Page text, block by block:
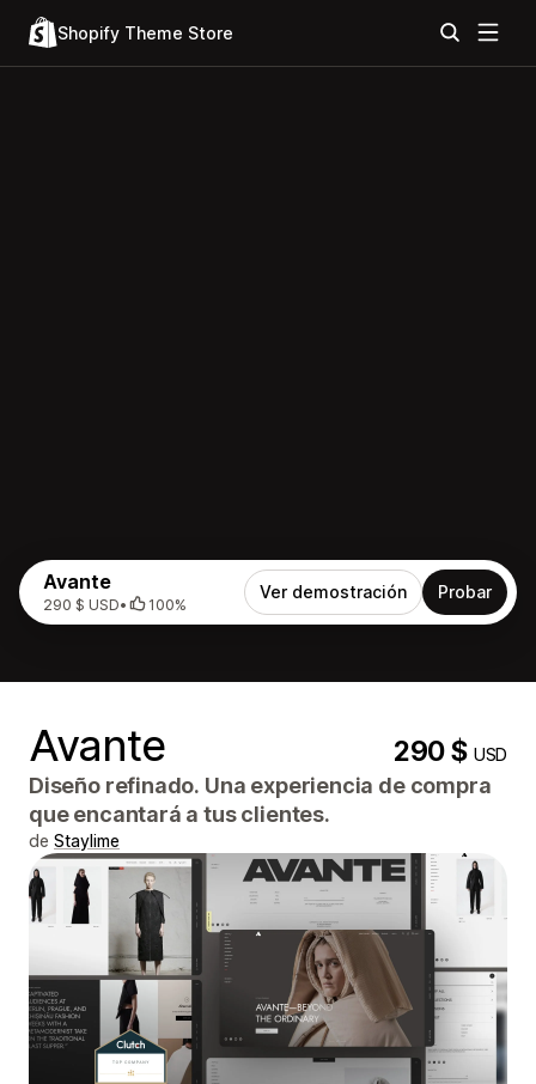
Shopify Theme Store
Avante
290 $ USD• 100%
Ver demostración Probar
Avante 290 $USD
Diseño refinado. Una experiencia de compra
que encantará a tus clientes.
de Staylime